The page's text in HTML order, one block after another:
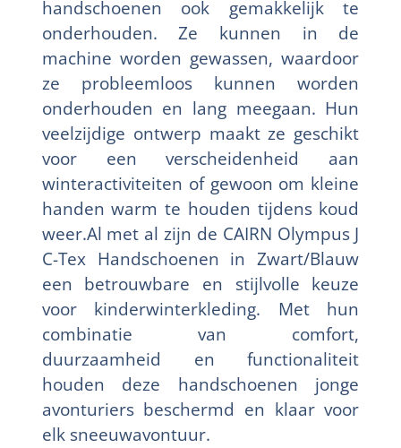
handschoenen ook gemakkelijk te
onderhouden. Ze kunnen in de
machine worden gewassen, waardoor
ze probleemloos kunnen worden
onderhouden en lang meegaan. Hun
veelzijdige ontwerp maakt ze geschikt
voor een verscheidenheid aan
winteractiviteiten of gewoon om kleine
handen warm te houden tijdens koud
weer.Al met al zijn de CAIRN Olympus J
C-Tex Handschoenen in Zwart/Blauw
een betrouwbare en stijlvolle keuze
voor kinderwinterkleding. Met hun
combinatie van comfort,
duurzaamheid en functionaliteit
houden deze handschoenen jonge
avonturiers beschermd en klaar voor
elk sneeuwavontuur.